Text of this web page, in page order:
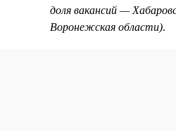
доля вакансий —
Воронежская области).